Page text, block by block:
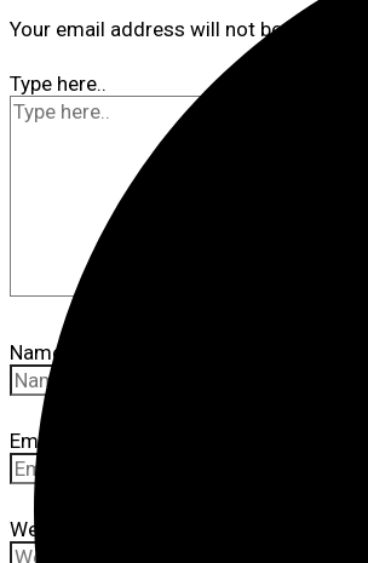
Your email address will not be published.
Type here..
Name*
Email*
Website